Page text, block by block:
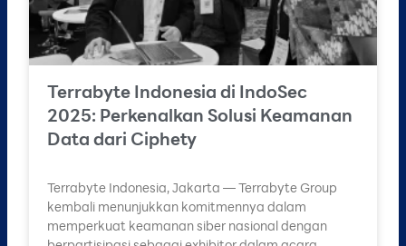
Terrabyte Indonesia di IndoSec
2025: Perkenalkan Solusi Keamanan
Data dari Ciphety
Terrabyte Indonesia, Jakarta — Terrabyte Group
kembali menunjukkan komitmennya dalam
memperkuat keamanan siber nasional dengan